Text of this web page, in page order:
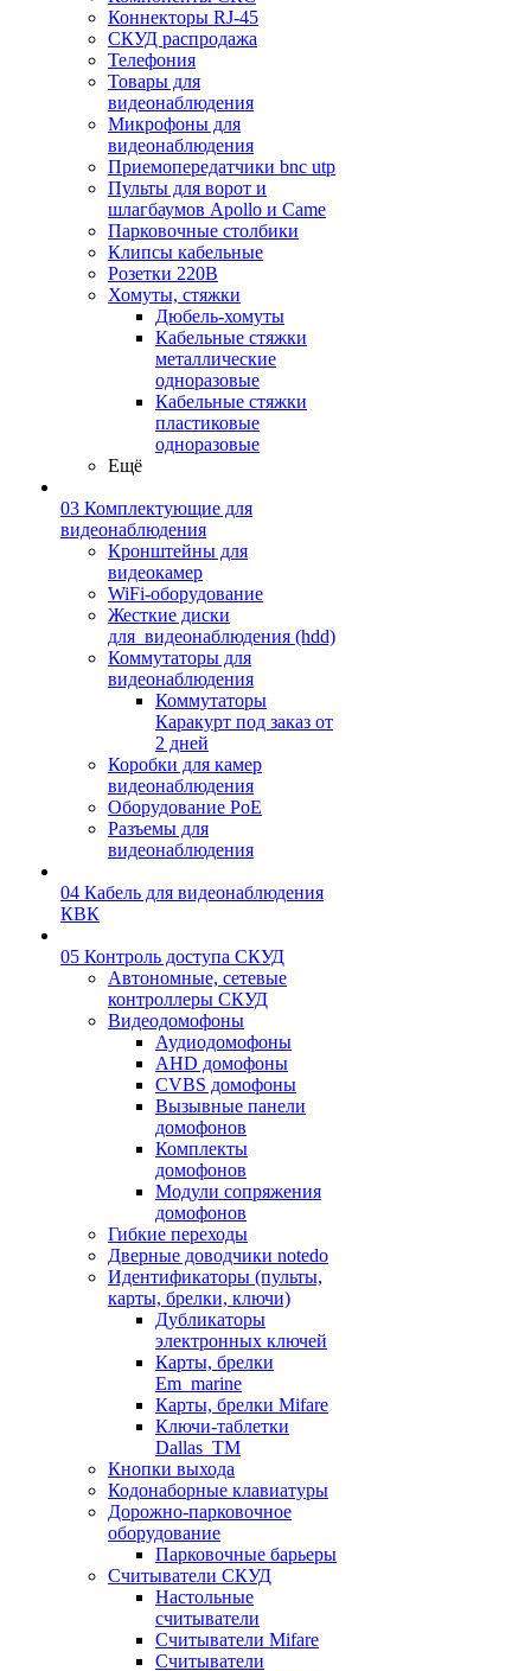
Коннекторы RJ-45
СКУД распродажа
Телефония
Товары для
видеонаблюдения
Микрофоны для
видеонаблюдения
Приемопередатчики bnc utp
Пульты для ворот и
шлагбаумов Apollo и Came
Парковочные столбики
Клипсы кабельные
Розетки 220В
Хомуты, стяжки
Дюбель-хомуты
Кабельные стяжки
металлические
одноразовые
Кабельные стяжки
пластиковые
одноразовые
Ещё
03 Комплектующие для
видеонаблюдения
Кронштейны для
видеокамер
WiFi-оборудование
Жесткие диски
для_видеонаблюдения (hdd)
Коммутаторы для
видеонаблюдения
Коммутаторы
Каракурт под заказ от
2 дней
Коробки для камер
видеонаблюдения
Оборудование PoE
Разъемы для
видеонаблюдения
04 Кабель для видеонаблюдения
КВК
05 Контроль доступа СКУД
Автономные, сетевые
контроллеры СКУД
Видеодомофоны
Аудиодомофоны
AHD домофоны
CVBS домофоны
Вызывные панели
домофонов
Комплекты
домофонов
Модули сопряжения
домофонов
Гибкие переходы
Дверные доводчики notedo
Идентификаторы (пульты,
карты, брелки, ключи)
Дубликаторы
электронных ключей
Карты, брелки
Em_marine
Карты, брелки Mifare
Ключи-таблетки
Dallas_TM
Кнопки выхода
Кодонаборные клавиатуры
Дорожно-парковочное
оборудование
Парковочные барьеры
Считыватели СКУД
Настольные
считыватели
Считыватели Mifare
Считыватели